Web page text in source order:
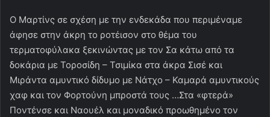
Ο Μαρτίνς σε σχέση με την ενδεκάδα που περιμέναμε
άφησε στην άκρη το ροτέισον στο θέμα του
τερματοφύλακα ξεκινώντας με τον Σα κάτω από τα
δοκάρια με Τοροσίδη – Τσιμίκα στα άκρα Σισέ και
Μιράντα αμυντικό δίδυμο με Νάτχο – Καμαρά αμυντικούς
χαφ και τον Φορτούνη μπροστά τους …Στα «φτερά»
Ποντένσε και Ναουέλ και μοναδικό προωθημένο τον